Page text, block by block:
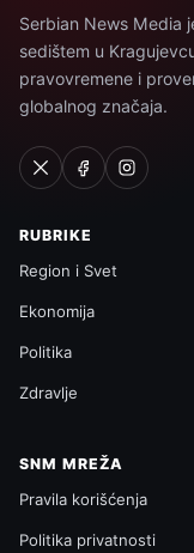
Serbian News Media
sedištem u
pravovremene i
globalnog značaja.
RUBRIKE
Region i Svet
Ekonomija
Politika
Zdravlje
SNM MREŽA
Pravila korišćenja
Politika privatnosti